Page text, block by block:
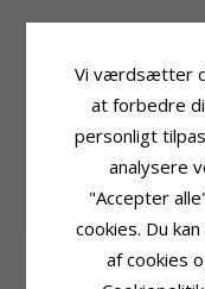
Leveringstid:2-3
Vi værdsætter
at forbedre
personligt
analysere
"Accepter
cookies. Du
af cookies